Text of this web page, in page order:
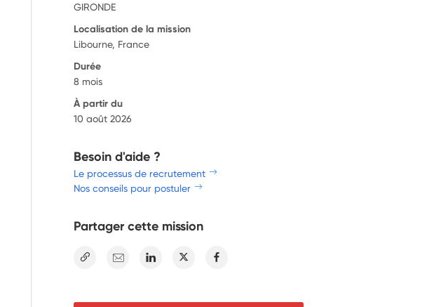
GIRONDE
Localisation de la mission
Libourne, France
Durée
8 mois
À partir du
10 août 2026
Besoin d'aide ?
Le processus de recrutement
Nos conseils pour postuler
Partager cette mission
E-mail Linkedin Twitter